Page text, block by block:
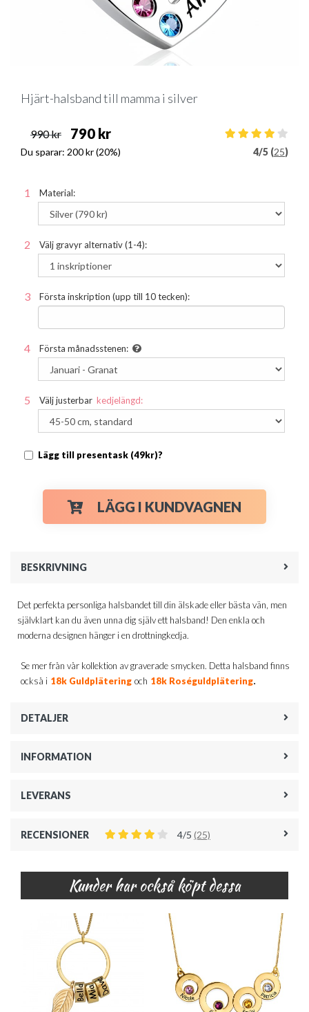
Hjärt-halsband till mamma i silver
990 kr 790 kr
Du sparar: 200 kr(20%) 4/5 (25)
Material:
Välj gravyr alternativ (1-4):
Första inskription (upp till 10 tecken):
Första månadsstenen:
Välj justerbar kedjelängd:
Lägg till presentask (49kr)?
LÄGG I KUNDVAGNEN
BESKRIVNING
Det perfekta personliga halsbandet till din älskade eller bästa vän, men
självklart kan du även unna dig själv ett halsband! Den enkla och
moderna designen hänger i en drottningkedja.
Se mer från vår kollektion av graverade smycken. Detta halsband finns
också i 18k Guldplätering och 18k Roséguldplätering.
DETALJER
INFORMATION
LEVERANS
RECENSIONER 4/5 (25)
Kunder har också köpt dessa